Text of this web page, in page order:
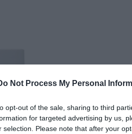
Not Process My Personal
opt-out of the sale, sharing to third
for targeted advertising by us,
selection. Please note that after your